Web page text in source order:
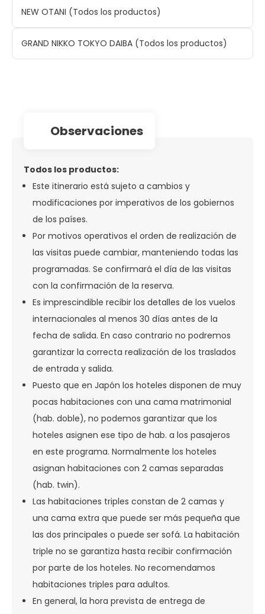
NEW OTANI (Todos los productos)
GRAND NIKKO TOKYO DAIBA (Todos los productos)
observaciones
Todos los productos:
Este itinerario está sujeto a cambios y
modificaciones por imperativos de los gobiernos
de los países.
Por motivos operativos el orden de realización de
las visitas puede cambiar, manteniendo todas las
programadas. Se confirmará el día de las visitas
con la confirmación de la reserva.
Es imprescindible recibir los detalles de los vuelos
internacionales al menos 30 días antes de la
fecha de salida. En caso contrario no podremos
garantizar la correcta realización de los traslados
de entrada y salida.
Puesto que en Japón los hoteles disponen de muy
pocas habitaciones con una cama matrimonial
(hab. doble), no podemos garantizar que los
hoteles asignen ese tipo de hab. a los pasajeros
en este programa. Normalmente los hoteles
asignan habitaciones con 2 camas separadas
(hab. twin).
Las habitaciones triples constan de 2 camas y
una cama extra que puede ser más pequeña que
las dos principales o puede ser sofá. La habitación
triple no se garantiza hasta recibir confirmación
por parte de los hoteles. No recomendamos
habitaciones triples para adultos.
En general, la hora prevista de entrega de